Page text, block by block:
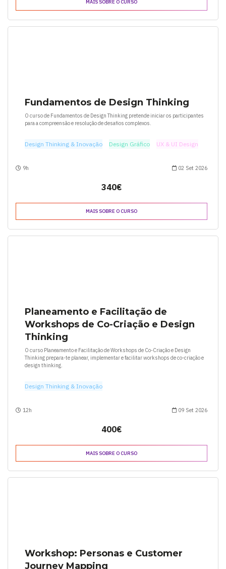
MAIS SOBRE O CURSO
Fundamentos de Design Thinking
O curso de Fundamentos de Design Thinking pretende iniciar os participantes
para a compreensão e resolução de desafios complexos.
Design Thinking & Inovação Design Gráfico UX & UI Design
9h 02 Set 2026
340€
MAIS SOBRE O CURSO
Planeamento e Facilitação de
Workshops de Co-Criação e Design
Thinking
O curso Planeamento e Facilitação de Workshops de Co-Criação e Design
Thinking prepara-te planear, implementar e facilitar workshops de co-criação e
design thinking.
Design Thinking & Inovação
12h 09 Set 2026
400€
MAIS SOBRE O CURSO
Workshop: Personas e Customer
Journey Mapping